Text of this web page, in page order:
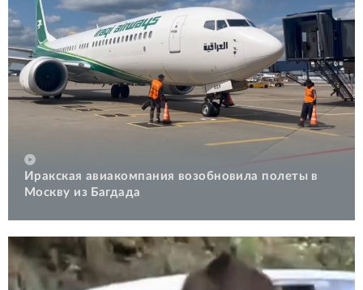
Иракская авиакомпания возобновила полеты в
Москву из Багдада